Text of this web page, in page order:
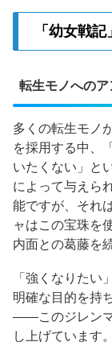
「幼女戦
転生モノへの
多くの転生モノ
を採用する中、
いたくない」と
によって与えら
能ですが、それ
ャはこの宝珠を
内面との葛藤を
「強くなりたい
明確な目的を持
——このジレンマ
し上げています。